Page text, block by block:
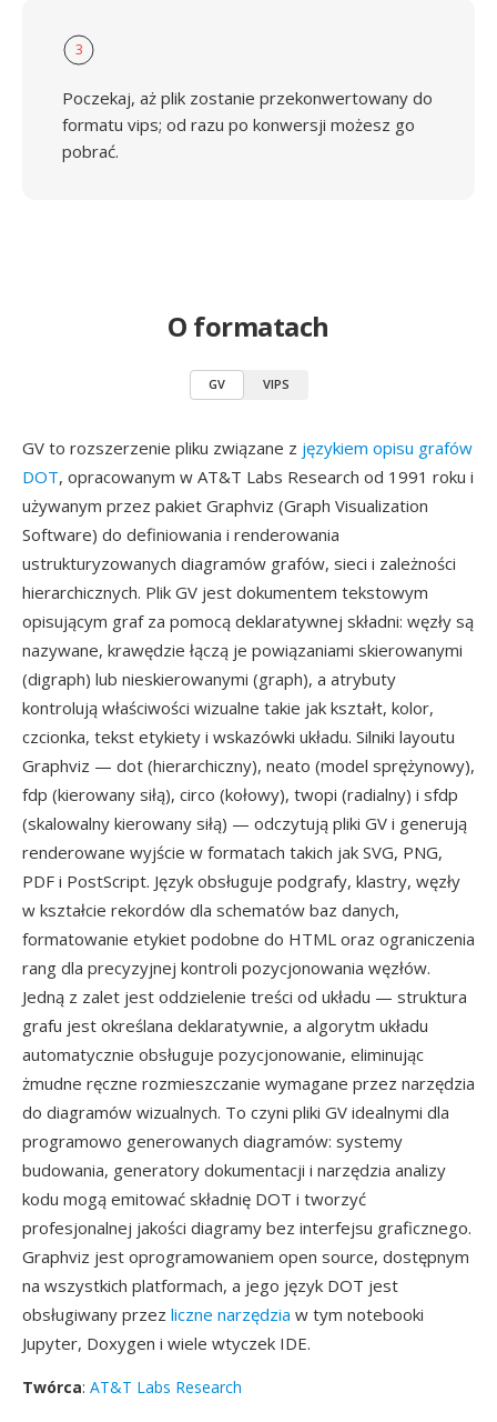
3
Poczekaj, aż plik zostanie przekonwertowany do
formatu vips; od razu po konwersji możesz go
pobrać.
O formatach
GV VIPS
GV to rozszerzenie pliku związane z językiem opisu grafów
DOT, opracowanym w AT&T Labs Research od 1991 roku i
używanym przez pakiet Graphviz (Graph Visualization
Software) do definiowania i renderowania
ustrukturyzowanych diagramów grafów, sieci i zależności
hierarchicznych. Plik GV jest dokumentem tekstowym
opisującym graf za pomocą deklaratywnej składni: węzły są
nazywane, krawędzie łączą je powiązaniami skierowanymi
(digraph) lub nieskierowanymi (graph), a atrybuty
kontrolują właściwości wizualne takie jak kształt, kolor,
czcionka, tekst etykiety i wskazówki układu. Silniki layoutu
Graphviz — dot (hierarchiczny), neato (model sprężynowy),
fdp (kierowany siłą), circo (kołowy), twopi (radialny) i sfdp
(skalowalny kierowany siłą) — odczytują pliki GV i generują
renderowane wyjście w formatach takich jak SVG, PNG,
PDF i PostScript. Język obsługuje podgrafy, klastry, węzły
w kształcie rekordów dla schematów baz danych,
formatowanie etykiet podobne do HTML oraz ograniczenia
rang dla precyzyjnej kontroli pozycjonowania węzłów.
Jedną z zalet jest oddzielenie treści od układu — struktura
grafu jest określana deklaratywnie, a algorytm układu
automatycznie obsługuje pozycjonowanie, eliminując
żmudne ręczne rozmieszczanie wymagane przez narzędzia
do diagramów wizualnych. To czyni pliki GV idealnymi dla
programowo generowanych diagramów: systemy
budowania, generatory dokumentacji i narzędzia analizy
kodu mogą emitować składnię DOT i tworzyć
profesjonalnej jakości diagramy bez interfejsu graficznego.
Graphviz jest oprogramowaniem open source, dostępnym
na wszystkich platformach, a jego język DOT jest
obsługiwany przez liczne narzędzia w tym notebooki
Jupyter, Doxygen i wiele wtyczek IDE.
Twórca: AT&T Labs Research